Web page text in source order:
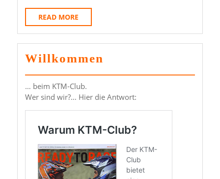
READ MORE
MORE
Willkommen
… beim KTM-Club.
Wer sind wir?… Hier die Antwort: